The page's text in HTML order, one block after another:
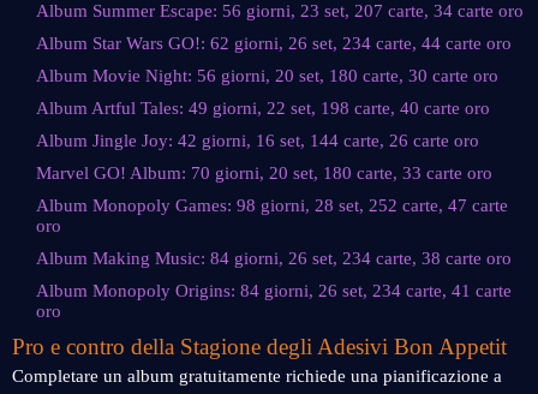
Album Summer Escape: 56 giorni, 23 set, 207 carte, 34 carte oro
Album Star Wars GO!: 62 giorni, 26 set, 234 carte, 44 carte oro
Album Movie Night: 56 giorni, 20 set, 180 carte, 30 carte oro
Album Artful Tales: 49 giorni, 22 set, 198 carte, 40 carte oro
Album Jingle Joy: 42 giorni, 16 set, 144 carte, 26 carte oro
Marvel GO! Album: 70 giorni, 20 set, 180 carte, 33 carte oro
Album Monopoly Games: 98 giorni, 28 set, 252 carte, 47 carte
oro
Album Making Music: 84 giorni, 26 set, 234 carte, 38 carte oro
Album Monopoly Origins: 84 giorni, 26 set, 234 carte, 41 carte
oro
Pro e contro della Stagione degli Adesivi Bon Appetit
Completare un album gratuitamente richiede una pianificazione a